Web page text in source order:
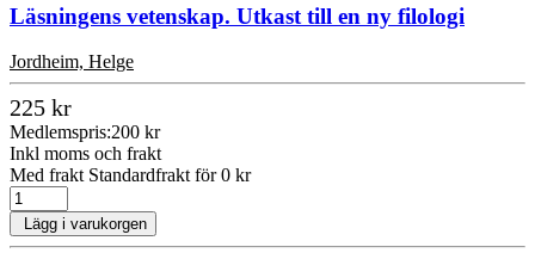
Läsningens vetenskap. Utkast till en ny filologi
Jordheim, Helge
225 kr
Medlemspris:200 kr
Inkl moms och frakt
Med frakt Standardfrakt för 0 kr
Lägg i varukorgen